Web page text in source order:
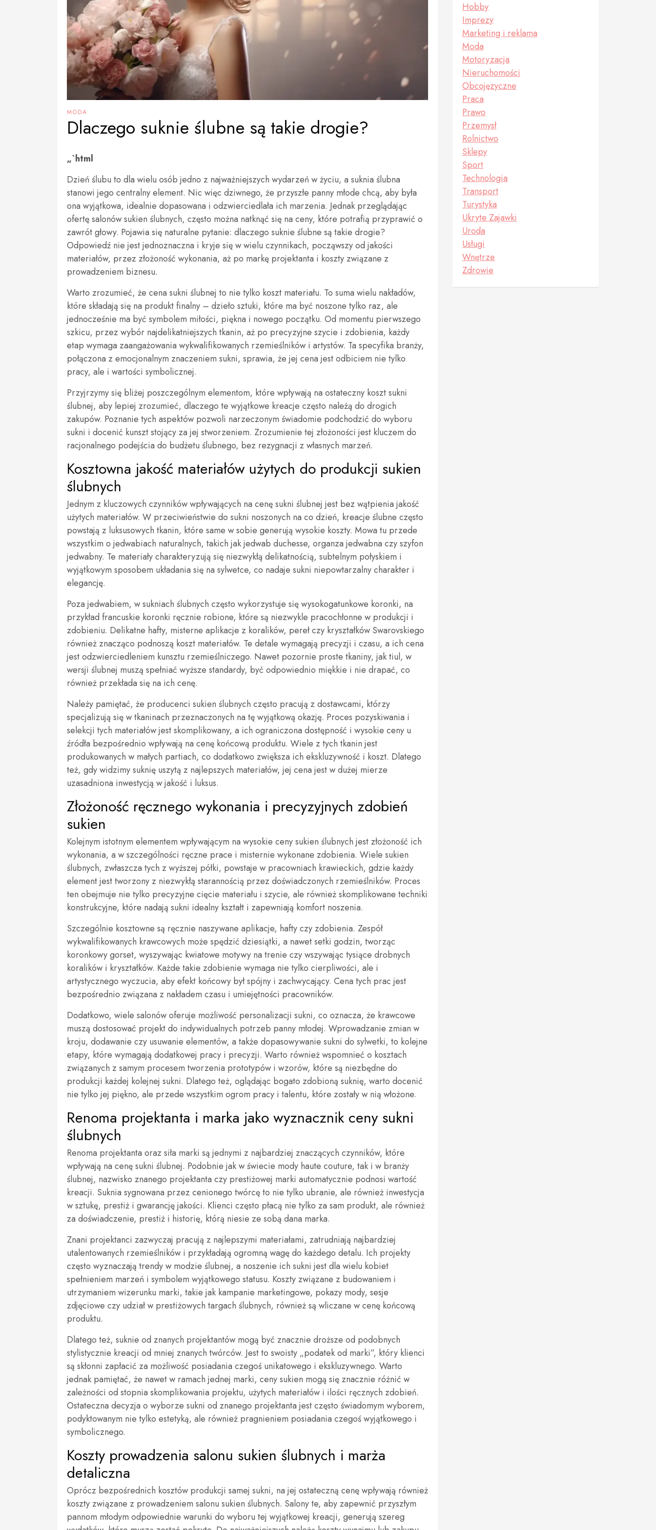
MODA
Dlaczego suknie ślubne są takie drogie?
„`html
Dzień ślubu to dla wielu osób jedno z najważniejszych wydarzeń w życiu, a suknia ślubna
stanowi jego centralny element. Nic więc dziwnego, że przyszłe panny młode chcą, aby była
ona wyjątkowa, idealnie dopasowana i odzwierciedlała ich marzenia. Jednak przeglądając
ofertę salonów sukien ślubnych, często można natknąć się na ceny, które potrafią przyprawić o
zawrót głowy. Pojawia się naturalne pytanie: dlaczego suknie ślubne są takie drogie?
Odpowiedź nie jest jednoznaczna i kryje się w wielu czynnikach, począwszy od jakości
materiałów, przez złożoność wykonania, aż po markę projektanta i koszty związane z
prowadzeniem biznesu.
Warto zrozumieć, że cena sukni ślubnej to nie tylko koszt materiału. To suma wielu nakładów,
które składają się na produkt finalny – dzieło sztuki, które ma być noszone tylko raz, ale
jednocześnie ma być symbolem miłości, piękna i nowego początku. Od momentu pierwszego
szkicu, przez wybór najdelikatniejszych tkanin, aż po precyzyjne szycie i zdobienia, każdy
etap wymaga zaangażowania wykwalifikowanych rzemieślników i artystów. Ta specyfika branży,
połączona z emocjonalnym znaczeniem sukni, sprawia, że jej cena jest odbiciem nie tylko
pracy, ale i wartości symbolicznej.
Przyjrzymy się bliżej poszczególnym elementom, które wpływają na ostateczny koszt sukni
ślubnej, aby lepiej zrozumieć, dlaczego te wyjątkowe kreacje często należą do drogich
zakupów. Poznanie tych aspektów pozwoli narzeczonym świadomie podchodzić do wyboru
sukni i docenić kunszt stojący za jej stworzeniem. Zrozumienie tej złożoności jest kluczem do
racjonalnego podejścia do budżetu ślubnego, bez rezygnacji z własnych marzeń.
Kosztowna jakość materiałów użytych do produkcji sukien
ślubnych
Jednym z kluczowych czynników wpływających na cenę sukni ślubnej jest bez wątpienia jakość
użytych materiałów. W przeciwieństwie do sukni noszonych na co dzień, kreacje ślubne często
powstają z luksusowych tkanin, które same w sobie generują wysokie koszty. Mowa tu przede
wszystkim o jedwabiach naturalnych, takich jak jedwab duchesse, organza jedwabna czy szyfon
jedwabny. Te materiały charakteryzują się niezwykłą delikatnością, subtelnym połyskiem i
wyjątkowym sposobem układania się na sylwetce, co nadaje sukni niepowtarzalny charakter i
elegancję.
Poza jedwabiem, w sukniach ślubnych często wykorzystuje się wysokogatunkowe koronki, na
przykład francuskie koronki ręcznie robione, które są niezwykle pracochłonne w produkcji i
zdobieniu. Delikatne hafty, misterne aplikacje z koralików, pereł czy kryształków Swarovskiego
również znacząco podnoszą koszt materiałów. Te detale wymagają precyzji i czasu, a ich cena
jest odzwierciedleniem kunsztu rzemieślniczego. Nawet pozornie proste tkaniny, jak tiul, w
wersji ślubnej muszą spełniać wyższe standardy, być odpowiednio miękkie i nie drapać, co
również przekłada się na ich cenę.
Należy pamiętać, że producenci sukien ślubnych często pracują z dostawcami, którzy
specjalizują się w tkaninach przeznaczonych na tę wyjątkową okazję. Proces pozyskiwania i
selekcji tych materiałów jest skomplikowany, a ich ograniczona dostępność i wysokie ceny u
źródła bezpośrednio wpływają na cenę końcową produktu. Wiele z tych tkanin jest
produkowanych w małych partiach, co dodatkowo zwiększa ich ekskluzywność i koszt. Dlatego
też, gdy widzimy suknię uszytą z najlepszych materiałów, jej cena jest w dużej mierze
uzasadniona inwestycją w jakość i luksus.
Złożoność ręcznego wykonania i precyzyjnych zdobień
sukien
Kolejnym istotnym elementem wpływającym na wysokie ceny sukien ślubnych jest złożoność ich
wykonania, a w szczególności ręczne prace i misternie wykonane zdobienia. Wiele sukien
ślubnych, zwłaszcza tych z wyższej półki, powstaje w pracowniach krawieckich, gdzie każdy
element jest tworzony z niezwykłą starannością przez doświadczonych rzemieślników. Proces
ten obejmuje nie tylko precyzyjne cięcie materiału i szycie, ale również skomplikowane techniki
konstrukcyjne, które nadają sukni idealny kształt i zapewniają komfort noszenia.
Szczególnie kosztowne są ręcznie naszywane aplikacje, hafty czy zdobienia. Zespół
wykwalifikowanych krawcowych może spędzić dziesiątki, a nawet setki godzin, tworząc
koronkowy gorset, wyszywając kwiatowe motywy na trenie czy wszywając tysiące drobnych
koralików i kryształków. Każde takie zdobienie wymaga nie tylko cierpliwości, ale i
artystycznego wyczucia, aby efekt końcowy był spójny i zachwycający. Cena tych prac jest
bezpośrednio związana z nakładem czasu i umiejętności pracowników.
Dodatkowo, wiele salonów oferuje możliwość personalizacji sukni, co oznacza, że krawcowe
muszą dostosować projekt do indywidualnych potrzeb panny młodej. Wprowadzanie zmian w
kroju, dodawanie czy usuwanie elementów, a także dopasowywanie sukni do sylwetki, to kolejne
etapy, które wymagają dodatkowej pracy i precyzji. Warto również wspomnieć o kosztach
związanych z samym procesem tworzenia prototypów i wzorów, które są niezbędne do
produkcji każdej kolejnej sukni. Dlatego też, oglądając bogato zdobioną suknię, warto docenić
nie tylko jej piękno, ale przede wszystkim ogrom pracy i talentu, które zostały w nią włożone.
Renoma projektanta i marka jako wyznacznik ceny sukni
ślubnych
Renoma projektanta oraz siła marki są jednymi z najbardziej znaczących czynników, które
wpływają na cenę sukni ślubnej. Podobnie jak w świecie mody haute couture, tak i w branży
ślubnej, nazwisko znanego projektanta czy prestiżowej marki automatycznie podnosi wartość
kreacji. Suknia sygnowana przez cenionego twórcę to nie tylko ubranie, ale również inwestycja
w sztukę, prestiż i gwarancję jakości. Klienci często płacą nie tylko za sam produkt, ale również
za doświadczenie, prestiż i historię, którą niesie ze sobą dana marka.
Znani projektanci zazwyczaj pracują z najlepszymi materiałami, zatrudniają najbardziej
utalentowanych rzemieślników i przykładają ogromną wagę do każdego detalu. Ich projekty
często wyznaczają trendy w modzie ślubnej, a noszenie ich sukni jest dla wielu kobiet
spełnieniem marzeń i symbolem wyjątkowego statusu. Koszty związane z budowaniem i
utrzymaniem wizerunku marki, takie jak kampanie marketingowe, pokazy mody, sesje
zdjęciowe czy udział w prestiżowych targach ślubnych, również są wliczane w cenę końcową
produktu.
Dlatego też, suknie od znanych projektantów mogą być znacznie droższe od podobnych
stylistycznie kreacji od mniej znanych twórców. Jest to swoisty „podatek od marki”, który klienci
są skłonni zapłacić za możliwość posiadania czegoś unikatowego i ekskluzywnego. Warto
jednak pamiętać, że nawet w ramach jednej marki, ceny sukien mogą się znacznie różnić w
zależności od stopnia skomplikowania projektu, użytych materiałów i ilości ręcznych zdobień.
Ostateczna decyzja o wyborze sukni od znanego projektanta jest często świadomym wyborem,
podyktowanym nie tylko estetyką, ale również pragnieniem posiadania czegoś wyjątkowego i
symbolicznego.
Koszty prowadzenia salonu sukien ślubnych i marża
detaliczna
Oprócz bezpośrednich kosztów produkcji samej sukni, na jej ostateczną cenę wpływają również
koszty związane z prowadzeniem salonu sukien ślubnych. Salony te, aby zapewnić przyszłym
pannom młodym odpowiednie warunki do wyboru tej wyjątkowej kreacji, generują szereg
Hobby
Imprezy
Marketing i reklama
Moda
Motoryzacja
Nieruchomości
Obcojęzyczne
Praca
Prawo
Przemysł
Rolnictwo
Sklepy
Sport
Technologia
Transport
Turystyka
Ukryte Zajawki
Uroda
Usługi
Wnętrze
Zdrowie